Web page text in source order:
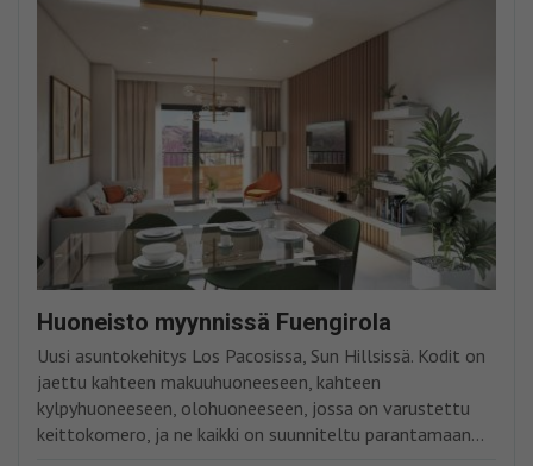
Huoneisto myynnissä Fuengirola
Uusi asuntokehitys Los Pacosissa, Sun Hillsissä. Kodit on
jaettu kahteen makuuhuoneeseen, kahteen
kylpyhuoneeseen, olohuoneeseen, jossa on varustettu
keittokomero, ja ne kaikki on suunniteltu parantamaan...